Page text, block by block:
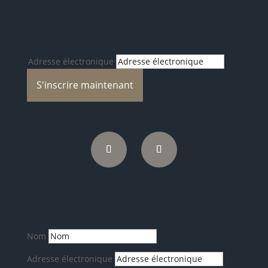
Adresse électronique
S'inscrire maintenant
Nom
Adresse électronique